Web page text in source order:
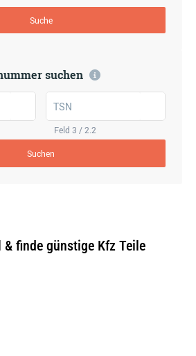
Suche
suchen
TSN
Feld 3 / 2.2
Suchen
finde günstige Kfz Teile